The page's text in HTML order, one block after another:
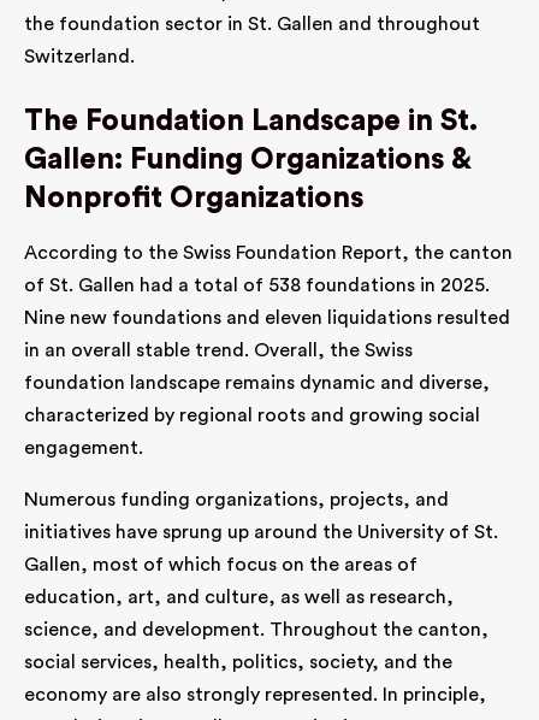
the foundation sector in St. Gallen and throughout
Switzerland.
The Foundation Landscape in St.
Gallen: Funding Organizations &
Nonprofit Organizations
According to the Swiss Foundation Report, the canton
of St. Gallen had a total of 538 foundations in 2025.
Nine new foundations and eleven liquidations resulted
in an overall stable trend. Overall, the Swiss
foundation landscape remains dynamic and diverse,
characterized by regional roots and growing social
engagement.
Numerous funding organizations, projects, and
initiatives have sprung up around the University of St.
Gallen, most of which focus on the areas of
education, art, and culture, as well as research,
science, and development. Throughout the canton,
social services, health, politics, society, and the
economy are also strongly represented. In principle,